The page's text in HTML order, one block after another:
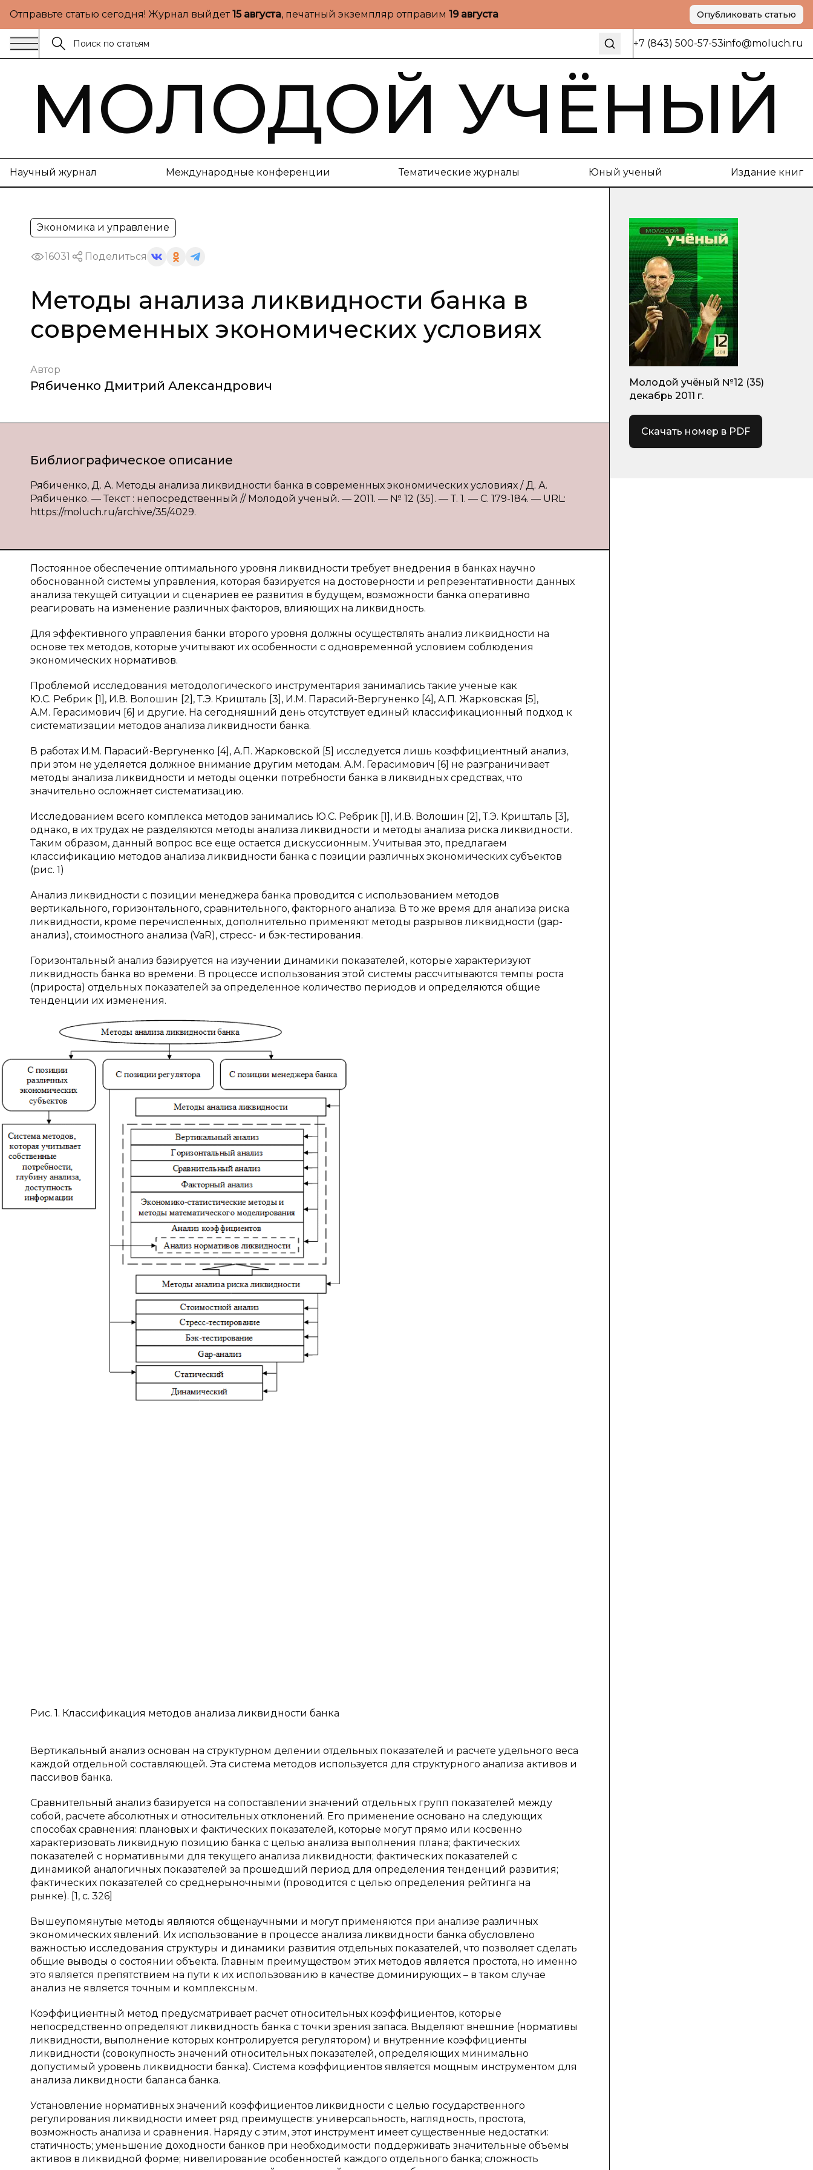
Отправьте статью сегодня! Журнал выйдет15 августа, печатный экземпляр отправим 19 августа Опубликовать статью
+7 (843) 500-57-53info@moluch.ru
МОЛОДОЙ УЧЁНЫЙ
Научный журнал Международные конференции Тематические журналы Юный ученый Издание книг
Экономика и управление
16031 Поделиться
Методы анализа ликвидности банка в
современных экономических условиях
Автор
Рябиченко Дмитрий Александрович
Библиографическое описание
Рябиченко, Д. А. Методы анализа ликвидности банка в современных экономических условиях / Д. А.
Рябиченко. — Текст : непосредственный // Молодой ученый. — 2011. — № 12 (35). — Т. 1. — С. 179-184. — URL:
https://moluch.ru/archive/35/4029.
Постоянное обеспечение оптимального уровня ликвидности требует внедрения в банках научно
обоснованной системы управления, которая базируется на достоверности и репрезентативности данных
анализа текущей ситуации и сценариев ее развития в будущем, возможности банка оперативно
реагировать на изменение различных факторов, влияющих на ликвидность.
Для эффективного управления банки второго уровня должны осуществлять анализ ликвидности на
основе тех методов, которые учитывают их особенности с одновременной условием соблюдения
экономических нормативов.
Проблемой исследования методологического инструментария занимались такие ученые как
Ю.С. Ребрик [1], И.В. Волошин [2], Т.Э. Кришталь [3], И.М. Парасий-Вергуненко [4], А.П. Жарковская [5],
А.М. Герасимович [6] и другие. На сегодняшний день отсутствует единый классификационный подход к
систематизации методов анализа ликвидности банка.
В работах И.М. Парасий-Вергуненко [4], А.П. Жарковской [5] исследуется лишь коэффициентный анализ,
при этом не уделяется должное внимание другим методам. А.М. Герасимович [6] не разграничивает
методы анализа ликвидности и методы оценки потребности банка в ликвидных средствах, что
значительно осложняет систематизацию.
Исследованием всего комплекса методов занимались Ю.С. Ребрик [1], И.В. Волошин [2], Т.Э. Кришталь [3],
однако, в их трудах не разделяются методы анализа ликвидности и методы анализа риска ликвидности.
Таким образом, данный вопрос все еще остается дискуссионным. Учитывая это, предлагаем
классификацию методов анализа ликвидности банка с позиции различных экономических субъектов
(рис. 1)
Анализ ликвидности с позиции менеджера банка проводится с использованием методов
вертикального, горизонтального, сравнительного, факторного анализа. В то же время для анализа риска
ликвидности, кроме перечисленных, дополнительно применяют методы разрывов ликвидности (gap-
анализ), стоимостного анализа (VaR), стресс- и бэк-тестирования.
Горизонтальный анализ базируется на изучении динамики показателей, которые характеризуют
ликвидность банка во времени. В процессе использования этой системы рассчитываются темпы роста
(прироста) отдельных показателей за определенное количество периодов и определяются общие
тенденции их изменения.
Рис. 1. Классификация методов анализа ликвидности банка
Вертикальный анализ основан на структурном делении отдельных показателей и расчете удельного веса
каждой отдельной составляющей. Эта система методов используется для структурного анализа активов и
пассивов банка.
Сравнительный анализ базируется на сопоставлении значений отдельных групп показателей между
собой, расчете абсолютных и относительных отклонений. Его применение основано на следующих
способах сравнения: плановых и фактических показателей, которые могут прямо или косвенно
характеризовать ликвидную позицию банка с целью анализа выполнения плана; фактических
показателей с нормативными для текущего анализа ликвидности; фактических показателей с
динамикой аналогичных показателей за прошедший период для определения тенденций развития;
фактических показателей со среднерыночными (проводится с целью определения рейтинга на
рынке). [1, с. 326]
Вышеупомянутые методы являются общенаучными и могут применяются при анализе различных
экономических явлений. Их использование в процессе анализа ликвидности банка обусловлено
важностью исследования структуры и динамики развития отдельных показателей, что позволяет сделать
общие выводы о состоянии объекта. Главным преимуществом этих методов является простота, но именно
это является препятствием на пути к их использованию в качестве доминирующих – в таком случае
анализ не является точным и комплексным.
Коэффициентный метод предусматривает расчет относительных коэффициентов, которые
непосредственно определяют ликвидность банка с точки зрения запаса. Выделяют внешние (нормативы
ликвидности, выполнение которых контролируется регулятором) и внутренние коэффициенты
ликвидности (совокупность значений относительных показателей, определяющих минимально
допустимый уровень ликвидности банка). Система коэффициентов является мощным инструментом для
анализа ликвидности баланса банка.
Установление нормативных значений коэффициентов ликвидности с целью государственного
регулирования ликвидности имеет ряд преимуществ: универсальность, наглядность, простота,
возможность анализа и сравнения. Наряду с этим, этот инструмент имеет существенные недостатки:
статичность; уменьшение доходности банков при необходимости поддерживать значительные объемы
активов в ликвидной форме; нивелирование особенностей каждого отдельного банка; сложность
Молодой учёный №12 (35)
декабрь 2011 г.
Скачать номер в PDF